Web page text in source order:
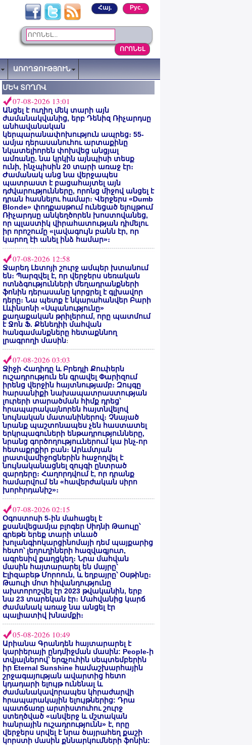
Рус.
Հայ.
ԱՌՈՂՋՈՒԹՅՈՒՆ
ՄԵԿ ՏՈՂՈՎ
07-08-2026 13:01
Անցել է ուղիղ մեկ տարի այն
ժամանակվանից, երբ Դենիզ Ռիչարդսը
անհավանական
կերպարանափոխություն ապրեց։ 55-
ամյա դերասանուհու արտաքինը
նկատելիորեն փոխվեց անցյալ
ամռանը. նա կրկին այնպիսի տեսք
ունի, ինչպիսին 20 տարի առաջ էր։
Ժամանակ անց նա վերջապես
պատրաստ է բացահայտել այն
դժվարությունները, որոնց միջով անցել է
դրան հասնելու համար։ Վերջերս «Dumb
Blonde» փոդքասթում ունեցած ելույթում
Ռիչարդսը անկեղծորեն խոստովանեց,
որ պլաստիկ վիրահատության դիմելու
իր որոշումը «լավագույն բանն էր, որ
կարող էի անել ինձ համար»։
07-08-2026 12:58
Ջարեդ Լետոյի շուրջ ամպեր խտանում
են։ Պարզվել է, որ վերջերս սեռական
ոտնձգությունների մեղադրանքների
ֆոնին դերասանը կորցրել է գլխավոր
դերը։ Նա պետք է նկարահանվեր Բարի
Լևինսոնի «Սպանությունը»
քաղաքական թրիլերում, որը պատմում
է Ջոն Ֆ. Քենեդիի մահվան
հանգամանքները հետաքննող
լրագրողի մասին։
07-08-2026 03:03
Ջիջի Հադիդը և Բրեդլի Քուփերն
ուշադրություն են գրավել Փարիզում
իրենց վերջին հայտնությամբ։ Զույգը
հարսանիքի նախապատրաստության
լուրերի տարածման հիմք դրեց՝
հրապարակայնորեն հայտնվելով
նույնական մատանիներով։ Չնայած
նրանք պաշտոնապես չեն հաստատել
երկրպագուների ենթադրությունները,
նրանց գործողություւներում կա ինչ-որ
հետաքրքիր բան։ Արևմտյան
լրատվամիջոցներին հաջողվել է
նույնականացնել զույգի ընտրած
զարդերը։ Հաղորդվում է, որ դրանք
համարվում են «հավերժական սիրո
խորհրդանիշ»։
07-08-2026 02:15
Օգոստոսի 5-ին մահացել է
քսանվեցամյա բլոգեր Սիդնի Թաուլը՝
գրեթե երեք տարի տևած
խոլանգիոկարցինոմայի դեմ պայքարից
հետո՝ լեղուղիների հազվագյուտ,
ագրեսիվ քաղցկեղ։ Նրա մահվան
մասին հայտարարել են մայրը՝
Էլիզաբեթ Մորոուն, և եղբայրը՝ Օսթինը։
Թաուլի մոտ հիվանդությունը
ախտորոշվել էր 2023 թվականին, երբ
նա 23 տարեկան էր։ Մահվանից կարճ
ժամանակ առաջ նա անցել էր
պալիատիվ խնամքի։
05-08-2026 10:49
Արիանա Գրանդեն հայտարարել է
կարիերայի ընդմիջման մասին: People-ի
տվյալներով՝ երգչուհին սեպտեմբերին
իր Eternal Sunshine համաշխարհային
շրջագայության ավարտից հետո
կդադարի ելույթ ունենալ և
ժամանակավորապես կհրաժարվի
հրապարակային ելույթներից: Դրա
պատճառը արտիստուհու շուրջ
ստեղծված «անվերջ և մշտական
հանրային ուշադրությունն» է, որը
վերջերս սրվել է նրա ծայրահեղ քաշի
կորստի մասին քննարկումների ֆոնին: